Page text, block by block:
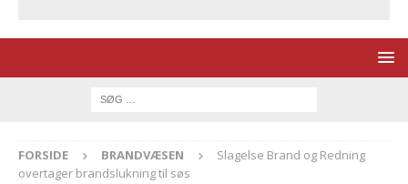
FORSIDE BRANDVÆSEN
Slagelse Brand og Redning
overtager brandslukning til søs